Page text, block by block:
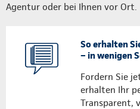
Agentur oder bei Ihnen vor Ort.
So erhalten
– in wenigen
Fordern Sie
erhalten Ihr
Transparent,